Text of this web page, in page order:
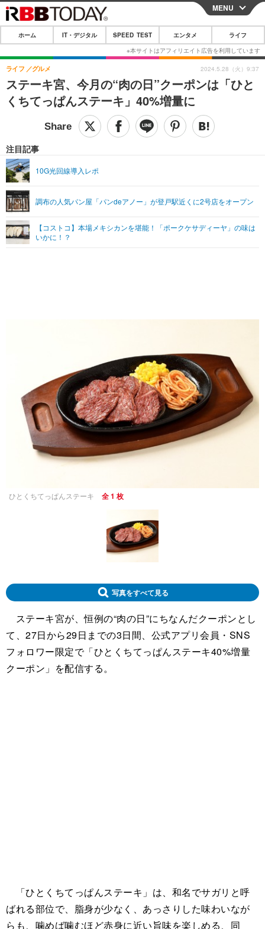
CLOSE
ホーム
IT・デジタル
IT・デジタルTOP スマートフォン
ネタ
ショッピング その他
SPEED TEST
エンタメTOP 映画・ドラマ
グラビア ブログ
ショッピング その他
ライフTOP
リリース一覧
プッシュ通知の停止方法
MENU
ホーム IT・デジタル SPEED TEST エンタメ ライフ
ステーキ宮、今月の“肉の日”クーポンは「ひと
くちてっぱんステーキ」40%増量に
ライフ グルメ
注目記事
10G光回線導入レポ
調布の人気パン屋「パンdeアノー」が登戸駅近くに2号店をオープン
【コストコ】本場メキシカンを堪能！「ポークケサディーヤ」の味は
いかに！？
2024.5.28（火）9:37
ひとくちてっぱんステーキ 全 1 枚
写真をすべて見る
ステーキ宮が、恒例の“肉の日”にちなんだクーポンとし
て、27日から29日までの3日間、公式アプリ会員・SNS
フォロワー限定で「ひとくちてっぱんステーキ40%増量
クーポン」を配信する。
「ひとくちてっぱんステーキ」は、和名でサガリと呼
ばれる部位で、脂身が少なく、あっさりした味わいなが
らも、噛めば噛むほど赤身に近い旨味を楽しめる、同